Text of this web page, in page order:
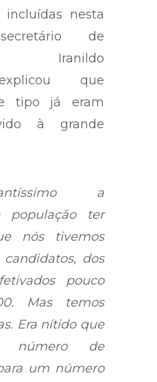
nesta
de
Iranildo
que
tipo já eram
à grande
a
população ter
nós tivemos
dos
pouco
Mas temos
Era nítido que
número de
um número